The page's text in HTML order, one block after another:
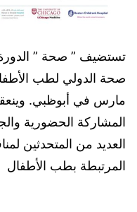
تستضيف ” صحة ”
مارس في أبوظبي.
المشاركة الحضورية
العديد من المتحدثين
المرتبطة بطب الأطفال